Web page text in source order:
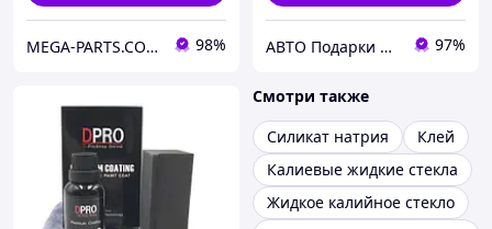
MEGA-PARTS.COM.UA 98% АВТО Подарки Аксессуары и Товары для ХОББИ 97%
Смотри также
Силикат натрия
Клей
Калиевые жидкие стекла
Жидкое калийное стекло